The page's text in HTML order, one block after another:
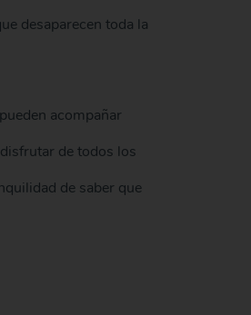
desaparecen toda la
acompañar
de todos los
de saber que